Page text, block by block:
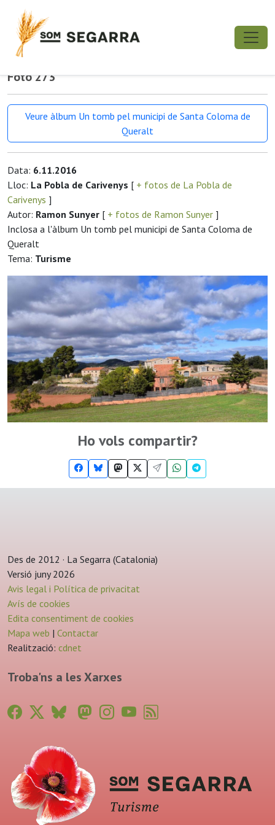
Foto 273
Veure àlbum Un tomb pel municipi de Santa Coloma de
Queralt
Data: 6.11.2016
Lloc: La Pobla de Carivenys [ + fotos de La Pobla de
Carivenys ]
Autor: Ramon Sunyer [ + fotos de Ramon Sunyer ]
Inclosa a l'àlbum Un tomb pel municipi de Santa Coloma de
Queralt
Tema: Turisme
Ho vols compartir?
Des de 2012 · La Segarra (Catalonia)
Versió juny 2026
Avis legal i Política de privacitat
Avís de cookies
Edita consentiment de cookies
Mapa web | Contactar
Realització: cdnet
Troba'ns a les Xarxes